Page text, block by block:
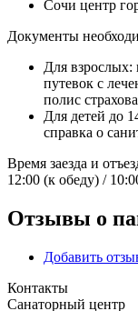
Сочи центр
Документы
Для взрослых:
путевок с
полис
Для детей до
справка о
Время заезда и
12:00 (к обеду) /
Отзывы о
Добавить
Контакты
Санаторный центр